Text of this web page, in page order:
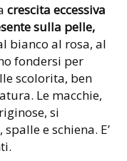
crescita eccessiva
sulla pelle,
bianco al rosa, al
fondersi per
scolorita, ben
Le macchie,
si
e schiena. E’